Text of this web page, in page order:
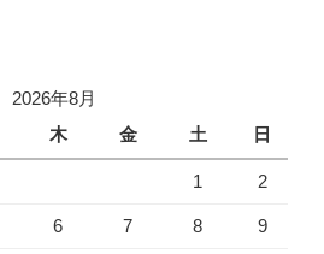
2026年8月
木 金 土 日
1 2
6 7 8 9